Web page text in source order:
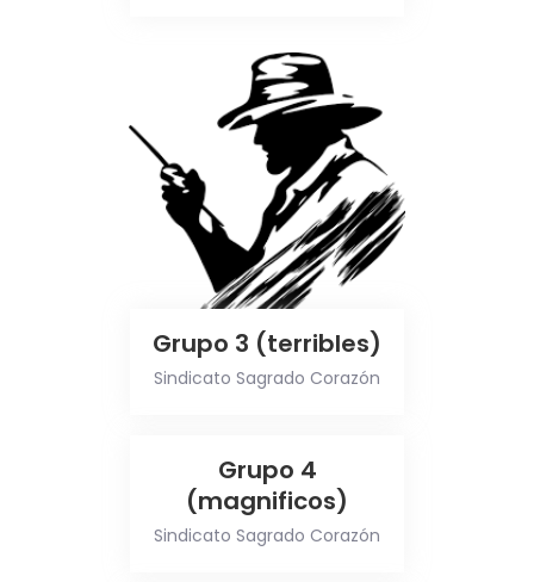
Grupo 3 (terribles)
Sindicato Sagrado Corazón
Grupo 4
(magnificos)
Sindicato Sagrado Corazón